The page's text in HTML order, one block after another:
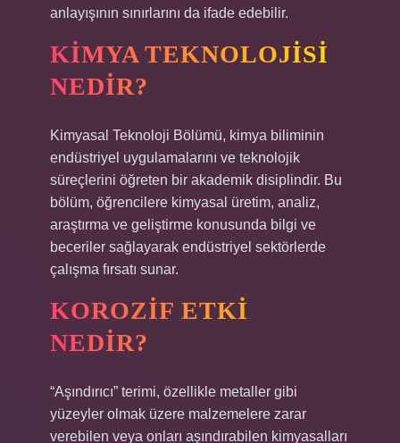
anlayışının sınırlarını da ifade edebilir.
KIMYA TEKNOLOJISI
NEDIR?
Kimyasal Teknoloji Bölümü, kimya biliminin
endüstriyel uygulamalarını ve teknolojik
süreçlerini öğreten bir akademik disiplindir. Bu
bölüm, öğrencilere kimyasal üretim, analiz,
araştırma ve geliştirme konusunda bilgi ve
beceriler sağlayarak endüstriyel sektörlerde
çalışma fırsatı sunar.
KOROZIF ETKI
NEDIR?
“Aşındırıcı” terimi, özellikle metaller gibi
yüzeyler olmak üzere malzemelere zarar
verebilen veya onları aşındırabilen kimyasalları